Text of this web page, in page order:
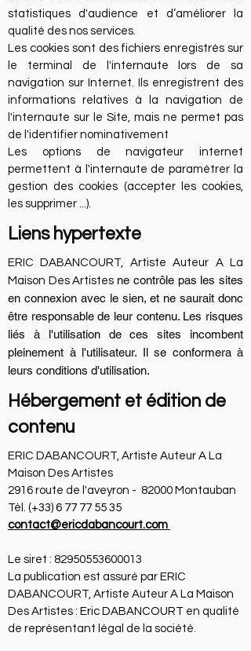
statistiques d'audience et d’améliorer la
qualité des nos services.
Les cookies sont des fichiers enregistrés sur
le terminal de l'internaute lors de sa
navigation sur Internet. Ils enregistrent des
informations relatives à la navigation de
l'internaute sur le Site, mais ne permet pas
de l'identifier nominativement
Les options de navigateur internet
permettent à l'internaute de paramétrer la
gestion des cookies (accepter les cookies,
les supprimer ...).
Liens hypertexte
ERIC DABANCOURT, Artiste Auteur ALa
M aison Des Artistes ne contrôle pas les sites
en connexion avec le sien, et ne saurait donc
être responsable de leur contenu. Les risques
liés à l'utilisation de ces sites incombent
pleinement à l'utilisateur. Il se conformera à
leurs conditions d'utilisation.
Hébergement et édition de
contenu
ERIC DABANCOURT, Artiste Auteur A La
M aison Des Artistes
2916 route de l'aveyron - 82000 Montauban
Tél. (+33) 6 77 77 55 35
contact@ericdabancourt.com
Le siret : 82950553600013
La publication est assuré par ERIC
DABANCOURT, Artiste Auteur A La M aison
Des Artistes : Eric DABANCOURT en qualité
de représentant légal de la société.​